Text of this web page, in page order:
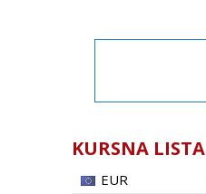
KURSNA LISTA
EUR